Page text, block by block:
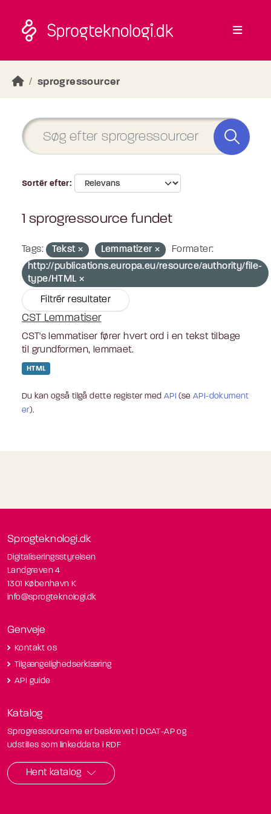
sprogressourcer
Sortér efter
1 sprogressource fundet
Tags: Tekst Lemmatizer
Formater:
http://publications.europa.eu/resource/authority/file-
type/HTML
Filtrér resultater
CST Lemmatiser
CST's lemmatiser fører hvert ord i en tekst tilbage
til grundformen, lemmaet.
HTML
Du kan også tilgå dette register med API (seAPI-dokument
er).
Sprogteknologi.dk
Digitaliseringsstyrelsen
Landgreven 4
1301 København K
info@sprogteknologi.dk
Genveje
Kontakt os
Tilgængelighedserklæring
API guide
Katalog
Sprogressourcerne er beskrevet i DCAT-AP og
udstilles som linkeddata i RDF
Hent katalog